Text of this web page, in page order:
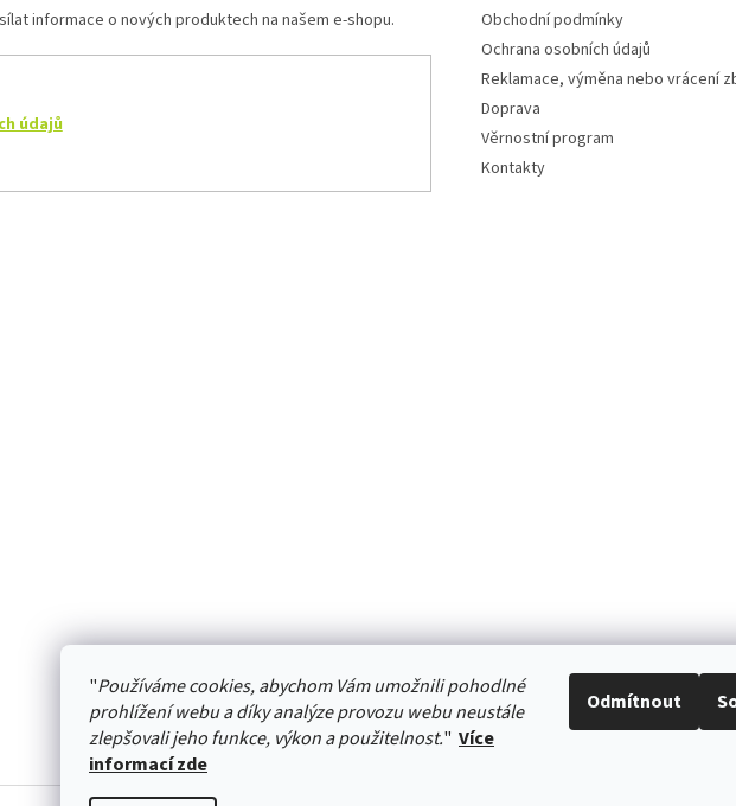
"Používáme cookies, abychom Vám umožnili pohodlné
prohlížení webu a díky analýze provozu webu neustále
zlepšovali jeho funkce, výkon a použitelnost." Více
informací zde
Odmítnout
informace o nových produktech na našem e-shopu.
údajů
Obchodní podmínky
Ochrana osobních údajů
Reklamace, výměna nebo vrácení
Doprava
Věrnostní program
Kontakty
HURTTA-COLLECTION.CZ